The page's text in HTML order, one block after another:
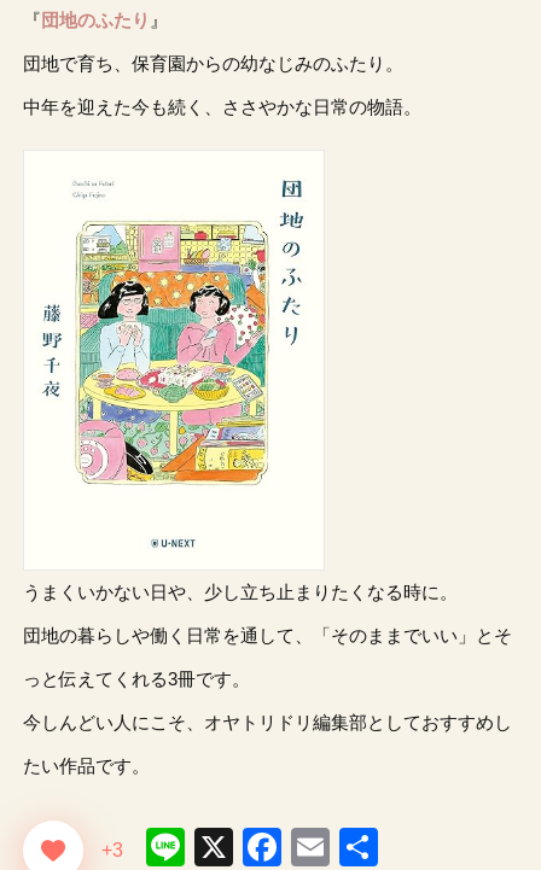
『 団地のふたり 』
団地で育ち、保育園からの幼なじみのふたり。
中年を迎えた今も続く、ささやかな日常の物語。
うまくいかない日や、少し立ち止まりたくなる時に。
団地の暮らしや働く日常を通して、「そのままでいい」とそ
っと伝えてくれる3冊です。
今しんどい人にこそ、オヤトリドリ編集部としておすすめし
たい作品です。
+3 Line
X Facebook
Email